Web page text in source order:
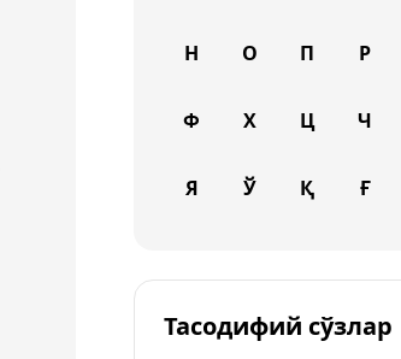
Н О П Р
Ф Х Ц Ч
Я Ў Қ Ғ
Тасодифий сўзлар